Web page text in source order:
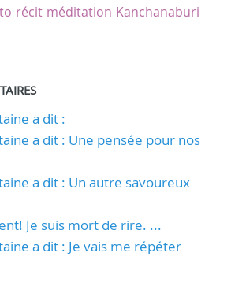
récit méditation Kanchanaburi
a dit :
a dit : Une pensée pour nos
a dit : Un autre savoureux
Je suis mort de rire. ...
a dit : Je vais me répéter